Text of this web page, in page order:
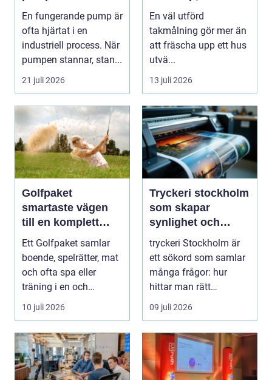
En fungerande pump är
ofta hjärtat i en
industriell process. När
pumpen stannar, stan...
21 juli 2026
och långsiktigt
skydd vid
takmålning i
Göteborg
En väl utförd
takmålning gör mer än
att fräscha upp ett hus
utvä...
13 juli 2026
Golfpaket
smartaste vägen
till en komplett
golfupplevelse
Ett Golfpaket samlar
boende, spelrätter, mat
och ofta spa eller
träning i en och
samma bokning. För ...
10 juli 2026
Tryckeri stockholm
som skapar
synlighet och
förtroende
tryckeri Stockholm är
ett sökord som samlar
många frågor: hur
hittar man rätt
leverantör, vad skilje...
09 juli 2026